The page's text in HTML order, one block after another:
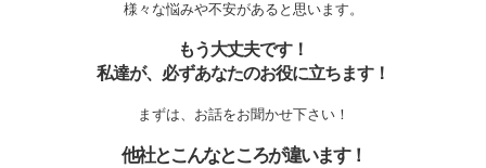
様々な悩みや不安があると思います。
もう大丈夫です！
私達が、必ずあなたのお役に立ちます！
まずは、お話をお聞かせ下さい！
他社とこんなところが違います！